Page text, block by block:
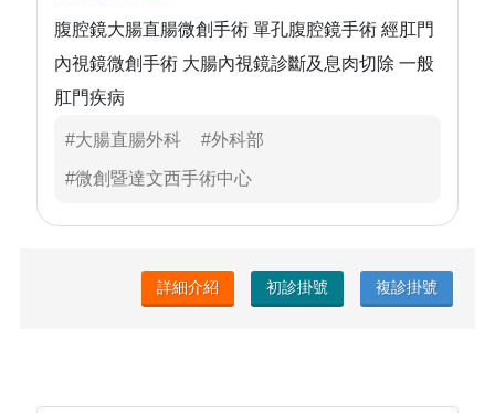
腹腔鏡大腸直腸微創手術 單孔腹腔鏡手術 經肛門
內視鏡微創手術 大腸內視鏡診斷及息肉切除 一般
肛門疾病
#大腸直腸外科 #外科部
#微創暨達文西手術中心
詳細介紹 初診掛號 複診掛號